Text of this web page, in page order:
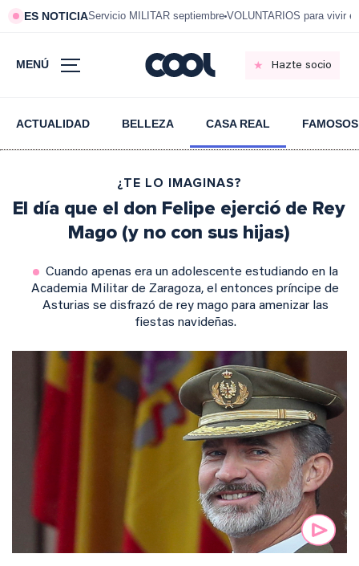
ES NOTICIAServicio MILITAR septiembre VOLUNTARIOS para vivir
MENÚ Hazte socio
ACTUALIDAD BELLEZA CASA REAL FAMOSOS
¿TE LO IMAGINAS?
El día que el don Felipe ejerció de Rey
Mago (y no con sus hijas)
Cuando apenas era un adolescente estudiando en la
Academia Militar de Zaragoza, el entonces príncipe de
Asturias se disfrazó de rey mago para amenizar las
fiestas navideñas.